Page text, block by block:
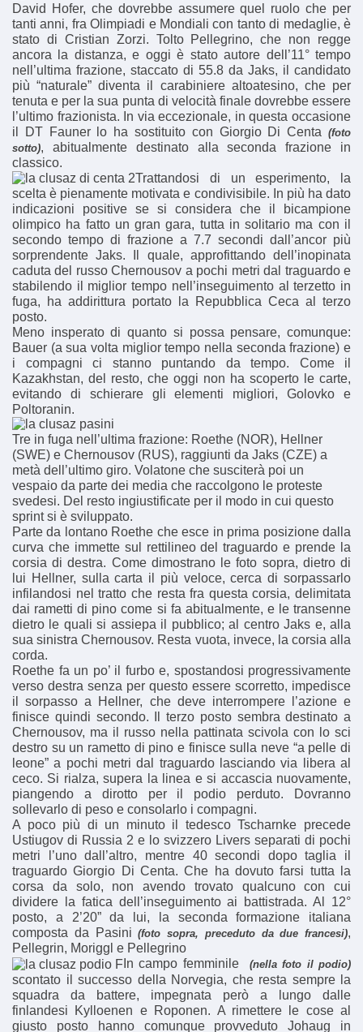
David Hofer, che dovrebbe assumere quel ruolo che per
tanti anni, fra Olimpiadi e Mondiali con tanto di medaglie, è
stato di Cristian Zorzi. Tolto Pellegrino, che non regge
ancora la distanza, e oggi è stato autore dell’11° tempo
nell’ultima frazione, staccato di 55.8 da Jaks, il candidato
più “naturale” diventa il carabiniere altoatesino, che per
tenuta e per la sua punta di velocità finale dovrebbe essere
l’ultimo frazionista. In via eccezionale, in questa occasione
il DT Fauner lo ha sostituito con Giorgio Di Centa (foto
sotto), abitualmente destinato alla seconda frazione in
classico.
Trattandosi di un esperimento, la
scelta è pienamente motivata e condivisibile. In più ha dato
indicazioni positive se si considera che il bicampione
olimpico ha fatto un gran gara, tutta in solitario ma con il
secondo tempo di frazione a 7.7 secondi dall’ancor più
sorprendente Jaks. Il quale, approfittando dell’inopinata
caduta del russo Chernousov a pochi metri dal traguardo e
stabilendo il miglior tempo nell’inseguimento al terzetto in
fuga, ha addirittura portato la Repubblica Ceca al terzo
posto.
Meno insperato di quanto si possa pensare, comunque:
Bauer (a sua volta miglior tempo nella seconda frazione) e
i compagni ci stanno puntando da tempo. Come il
Kazakhstan, del resto, che oggi non ha scoperto le carte,
evitando di schierare gli elementi migliori, Golovko e
Poltoranin.
Tre in fuga nell’ultima frazione: Roethe (NOR), Hellner
(SWE) e Chernousov (RUS), raggiunti da Jaks (CZE) a
metà dell’ultimo giro. Volatone che susciterà poi un
vespaio da parte dei media che raccolgono le proteste
svedesi. Del resto ingiustificate per il modo in cui questo
sprint si è sviluppato.
Parte da lontano Roethe che esce in prima posizione dalla
curva che immette sul rettilineo del traguardo e prende la
corsia di destra. Come dimostrano le foto sopra, dietro di
lui Hellner, sulla carta il più veloce, cerca di sorpassarlo
infilandosi nel tratto che resta fra questa corsia, delimitata
dai rametti di pino come si fa abitualmente, e le transenne
dietro le quali si assiepa il pubblico; al centro Jaks e, alla
sua sinistra Chernousov. Resta vuota, invece, la corsia alla
corda.
Roethe fa un po’ il furbo e, spostandosi progressivamente
verso destra senza per questo essere scorretto, impedisce
il sorpasso a Hellner, che deve interrompere l’azione e
finisce quindi secondo. Il terzo posto sembra destinato a
Chernousov, ma il russo nella pattinata scivola con lo sci
destro su un rametto di pino e finisce sulla neve “a pelle di
leone” a pochi metri dal traguardo lasciando via libera al
ceco. Si rialza, supera la linea e si accascia nuovamente,
piangendo a dirotto per il podio perduto. Dovranno
sollevarlo di peso e consolarlo i compagni.
A poco più di un minuto il tedesco Tscharnke precede
Ustiugov di Russia 2 e lo svizzero Livers separati di pochi
metri l’uno dall’altro, mentre 40 secondi dopo taglia il
traguardo Giorgio Di Centa. Che ha dovuto farsi tutta la
corsa da solo, non avendo trovato qualcuno con cui
dividere la fatica dell’inseguimento ai battistrada. Al 12°
posto, a 2’20” da lui, la seconda formazione italiana
composta da Pasini(foto sopra, preceduto da due francesi),
Pellegrin, Moriggl e Pellegrino
In campo femminile
(nella foto il podio)
scontato il successo della Norvegia, che resta sempre la
squadra da battere, impegnata però a lungo dalle
finlandesi Kylloenen e Roponen. A rimettere le cose al
giusto posto hanno comunque provveduto Johaug in